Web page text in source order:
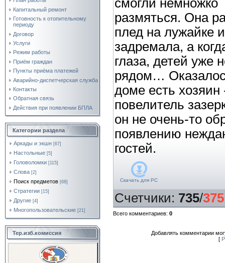
Капитальный ремонт
Готовность к отопительному
периоду
Договор
Услуги
Режим работы
Приём граждан
Пункты приёма платежей
Аварийно-диспетчерская служба
Контакты
Обратная связь
Действия при появлении БПЛА
Категории раздела
Аркады и экшн [67]
Настольные [5]
Головоломки [115]
Слова [2]
Поиск предметов [68]
Стратегии [15]
Другие [4]
Многопользовательские [21]
Тер.изб.комиссия
смогли немножко
размяться. Она
плед на лужайке и
задремала, а
глаза, детей уже
рядом…
доме есть хозяин
повелитель
он не очень-то
появлению
гостей.
Скачать для PC
Счетчики: 735/375
Всего комментариев: 0
Добавлять комментарии
[